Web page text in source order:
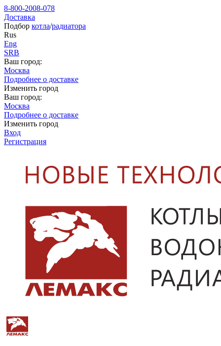
8-800-2008-078
Доставка
Подбор котла/радиатора
Rus
Eng
SRB
Ваш город:
Москва
Подробнее о доставке
Изменить город
Ваш город:
Москва
Подробнее о доставке
Изменить город
Вход
Регистрация